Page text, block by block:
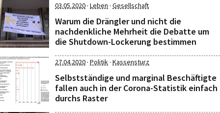
03.05.2020· Leben · Gesellschaft
Warum die Drängler und nicht die
nachdenkliche Mehrheit die Debatte um
die Shutdown-Lockerung bestimmen
27.04.2020· Politik· Kassensturz
Selbstständige und marginal Beschäftigte
fallen auch in der Corona-Statistik einfach
durchs Raster